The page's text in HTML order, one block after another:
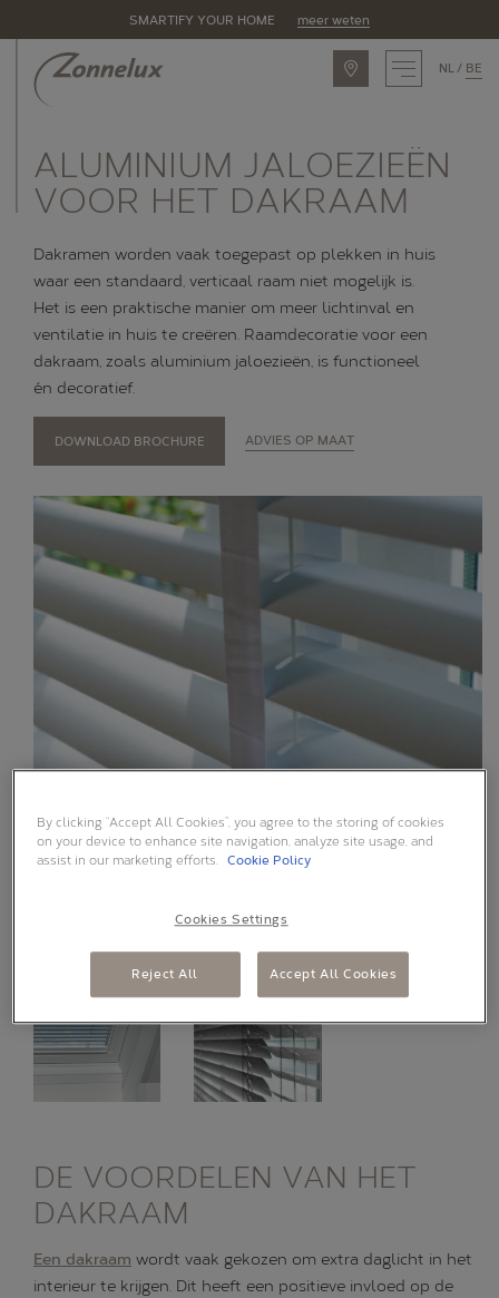
SMARTIFY YOUR HOME meer weten
ASSORTIMENT
Piet Boon by Zonnelux
Alle producten
OPLOSSINGEN
Eigenschappen
Alle oplossingen
BLOG
ONS VERHAAL
NL BE
ALUMINIUM JALOEZIEËN
VOOR HET DAKRAAM
Dakramen worden vaak toegepast op plekken in huis
waar een standaard, verticaal raam niet mogelijk is.
Het is een praktische manier om meer lichtinval en
ventilatie in huis te creëren. Raamdecoratie voor een
dakraam, zoals aluminium jaloezieën, is functioneel
én decoratief.
DOWNLOAD BROCHURE ADVIES OP MAAT
DE VOORDELEN VAN HET
DAKRAAM
Een dakraam wordt vaak gekozen om extra daglicht in het
interieur te krijgen. Dit heeft een positieve invloed op de
By clicking “Accept All Cookies”, you agree to the storing of cookies
on your device to enhance site navigation, analyze site usage, and
assist in our marketing efforts.
Cookie Policy
Cookies Settings
Reject All Accept All Cookies